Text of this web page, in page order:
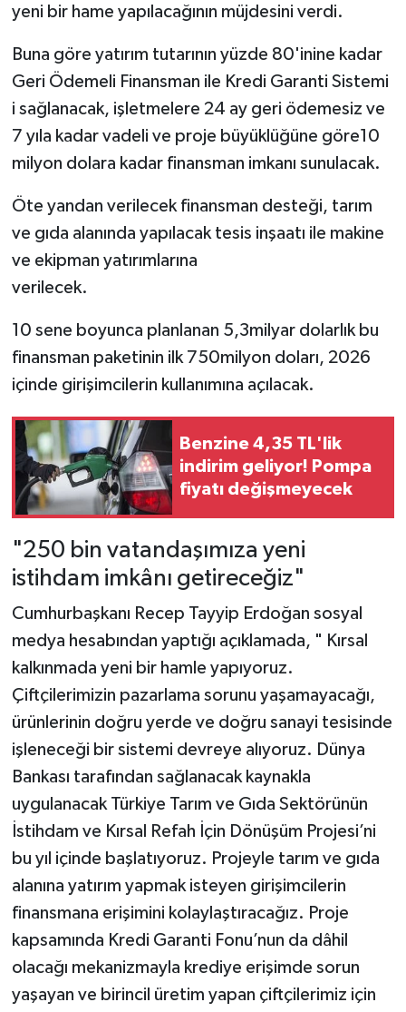
yeni bir hame yapılacağının müjdesini verdi.
Buna göre yatırım tutarının yüzde 80'inine kadar
Geri Ödemeli Finansman ile Kredi Garanti Sistemi
i sağlanacak, işletmelere 24 ay geri ödemesiz ve
7 yıla kadar vadeli ve proje büyüklüğüne göre10
milyon dolara kadar finansman imkanı sunulacak.
Öte yandan verilecek finansman desteği, tarım
ve gıda alanında yapılacak tesis inşaatı ile makine
ve ekipman yatırımlarına
verilecek.
10 sene boyunca planlanan 5,3milyar dolarlık bu
finansman paketinin ilk 750milyon doları, 2026
içinde girişimcilerin kullanımına açılacak.
Benzine 4,35 TL'lik
indirim geliyor! Pompa
fiyatı değişmeyecek
"250 bin vatandaşımıza yeni
istihdam imkânı getireceğiz"
Cumhurbaşkanı Recep Tayyip Erdoğan sosyal
medya hesabından yaptığı açıklamada, " Kırsal
kalkınmada yeni bir hamle yapıyoruz.
Çiftçilerimizin pazarlama sorunu yaşamayacağı,
ürünlerinin doğru yerde ve doğru sanayi tesisinde
işleneceği bir sistemi devreye alıyoruz. Dünya
Bankası tarafından sağlanacak kaynakla
uygulanacak Türkiye Tarım ve Gıda Sektörünün
İstihdam ve Kırsal Refah İçin Dönüşüm Projesi’ni
bu yıl içinde başlatıyoruz. Projeyle tarım ve gıda
alanına yatırım yapmak isteyen girişimcilerin
finansmana erişimini kolaylaştıracağız. Proje
kapsamında Kredi Garanti Fonu’nun da dâhil
olacağı mekanizmayla krediye erişimde sorun
yaşayan ve birincil üretim yapan çiftçilerimiz için